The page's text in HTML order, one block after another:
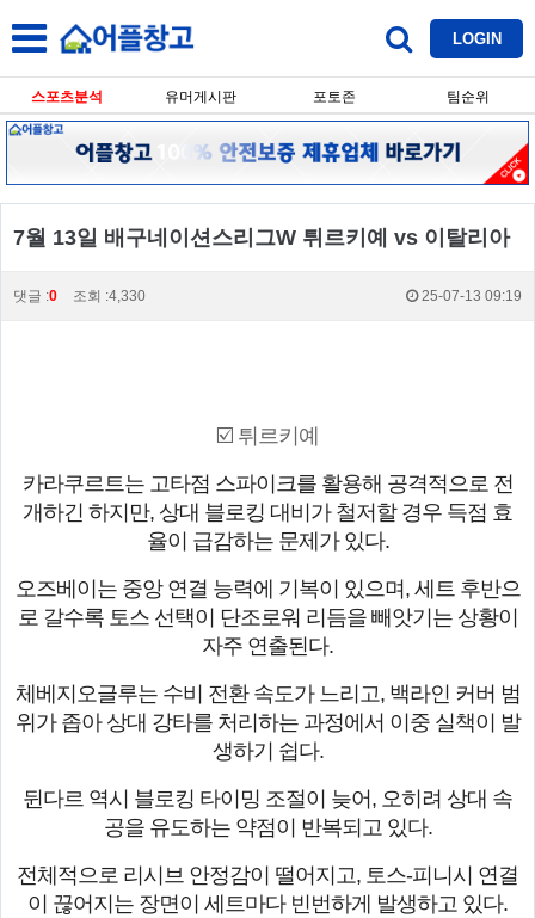
LOGIN
스포츠분석 유머게시판 포토존 팀순위
7월 13일 배구네이션스리그W 튀르키예 vs 이탈리아
댓글 :0 조회 :4,330 25-07-13 09:19
☑️ 튀르키예
카라쿠르트는 고타점 스파이크를 활용해 공격적으로 전
개하긴 하지만, 상대 블로킹 대비가 철저할 경우 득점 효
율이 급감하는 문제가 있다.
오즈베이는 중앙 연결 능력에 기복이 있으며, 세트 후반으
로 갈수록 토스 선택이 단조로워 리듬을 빼앗기는 상황이
자주 연출된다.
체베지오글루는 수비 전환 속도가 느리고, 백라인 커버 범
위가 좁아 상대 강타를 처리하는 과정에서 이중 실책이 발
생하기 쉽다.
뒨다르 역시 블로킹 타이밍 조절이 늦어, 오히려 상대 속
공을 유도하는 약점이 반복되고 있다.
전체적으로 리시브 안정감이 떨어지고, 토스-피니시 연결
이 끊어지는 장면이 세트마다 빈번하게 발생하고 있다.